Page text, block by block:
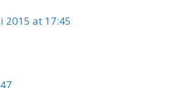
2015 at 17:45